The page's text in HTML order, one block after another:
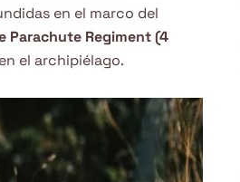
en el marco del
Parachute Regiment (4
el archipiélago.